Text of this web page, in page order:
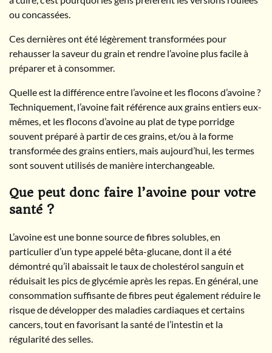
ou concassées.
Ces dernières ont été légèrement transformées pour
rehausser la saveur du grain et rendre l’avoine plus facile à
préparer et à consommer.
Quelle est la différence entre l’avoine et les flocons d’avoine ?
Techniquement, l’avoine fait référence aux grains entiers eux-
mêmes, et les flocons d’avoine au plat de type porridge
souvent préparé à partir de ces grains, et/ou à la forme
transformée des grains entiers, mais aujourd’hui, les termes
sont souvent utilisés de manière interchangeable.
Que peut donc faire l’avoine pour votre
santé ?
L’avoine est une bonne source de fibres solubles, en
particulier d’un type appelé bêta-glucane, dont il a été
démontré qu’il abaissait le taux de cholestérol sanguin et
réduisait les pics de glycémie après les repas. En général, une
consommation suffisante de fibres peut également réduire le
risque de développer des maladies cardiaques et certains
cancers, tout en favorisant la santé de l’intestin et la
régularité des selles.